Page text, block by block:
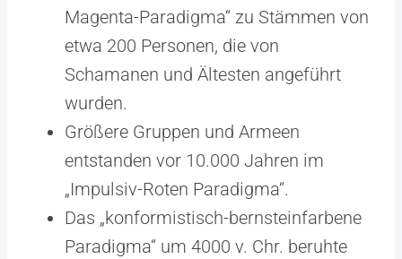
Magenta-Paradigma“ zu Stämmen von
etwa 200 Personen, die von
Schamanen und Ältesten angeführt
wurden.
Größere Gruppen und Armeen
entstanden vor 10.000 Jahren im
„Impulsiv-Roten Paradigma“.
Das „konformistisch-bernsteinfarbene
Paradigma“ um 4000 v. Chr. beruhte